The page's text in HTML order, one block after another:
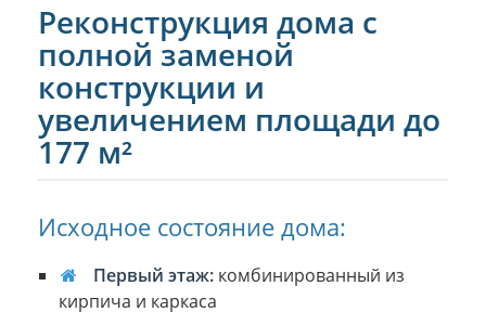
Реконструкция дома с
полной заменой
конструкции и
увеличением площади до
177 м²
Исходное состояние дома:
Первый этаж:комбинированный из
кирпича и каркаса